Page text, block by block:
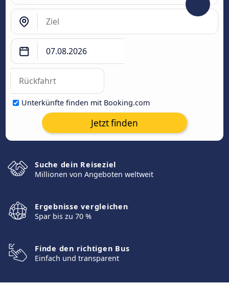
Unterkünfte finden mit Booking.com
Jetzt finden
Suche dein Reiseziel
Millionen von Angeboten weltweit
Ergebnisse vergleichen
Spar bis zu 70 %
Finde den richtigen Bus
Einfach und transparent